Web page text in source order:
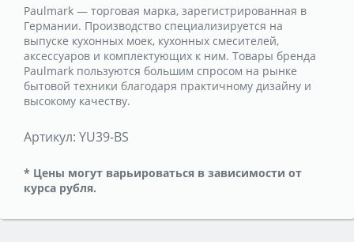
Paulmark — торговая марка, зарегистрированная в
Германии. Производство специализируется на
выпуске кухонных моек, кухонных смесителей,
аксессуаров и комплектующих к ним. Товары бренда
Paulmark пользуются большим спросом на рынке
бытовой техники благодаря практичному дизайну и
высокому качеству.
Артикул: YU39-BS
* Цены могут варьироваться в зависимости от
курса рубля.